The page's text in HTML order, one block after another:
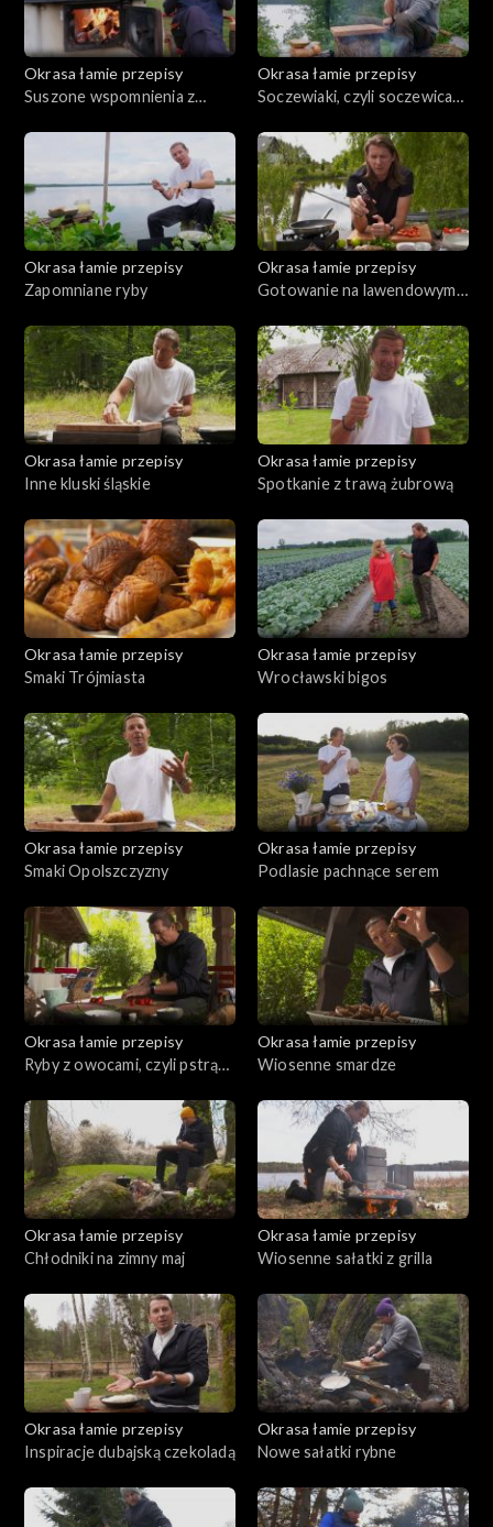
Okrasa łamie przepisy
Suszone wspomnienia z
Okrasa łamie przepisy
Soczewiaki, czyli soczewica
Okrasa łamie przepisy
Zapomniane ryby
Okrasa łamie przepisy
Gotowanie na lawendowym
Okrasa łamie przepisy
Inne kluski śląskie
Okrasa łamie przepisy
Spotkanie z trawą żubrową
Okrasa łamie przepisy
Smaki Trójmiasta
Okrasa łamie przepisy
Wrocławski bigos
Okrasa łamie przepisy
Smaki Opolszczyzny
Okrasa łamie przepisy
Podlasie pachnące serem
Okrasa łamie przepisy
Ryby z owocami, czyli pstrąg
Okrasa łamie przepisy
Wiosenne smardze
Okrasa łamie przepisy
Chłodniki na zimny maj
Okrasa łamie przepisy
Wiosenne sałatki z grilla
Okrasa łamie przepisy
Inspiracje dubajską czekoladą
Okrasa łamie przepisy
Nowe sałatki rybne